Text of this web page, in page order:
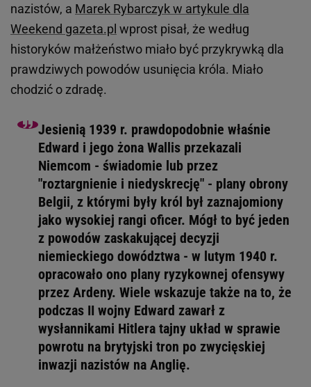
nazistów, a Marek Rybarczyk w artykule dla
Weekend gazeta.pl wprost pisał, że według
historyków małżeństwo miało być przykrywką dla
prawdziwych powodów usunięcia króla. Miało
chodzić o zdradę.
Jesienią 1939 r. prawdopodobnie właśnie
Edward i jego żona Wallis przekazali
Niemcom - świadomie lub przez
"roztargnienie i niedyskrecję" - plany obrony
Belgii, z którymi były król był zaznajomiony
jako wysokiej rangi oficer. Mógł to być jeden
z powodów zaskakującej decyzji
niemieckiego dowództwa - w lutym 1940 r.
opracowało ono plany ryzykownej ofensywy
przez Ardeny. Wiele wskazuje także na to, że
podczas II wojny Edward zawarł z
wysłannikami Hitlera tajny układ w sprawie
powrotu na brytyjski tron po zwycięskiej
inwazji nazistów na Anglię.